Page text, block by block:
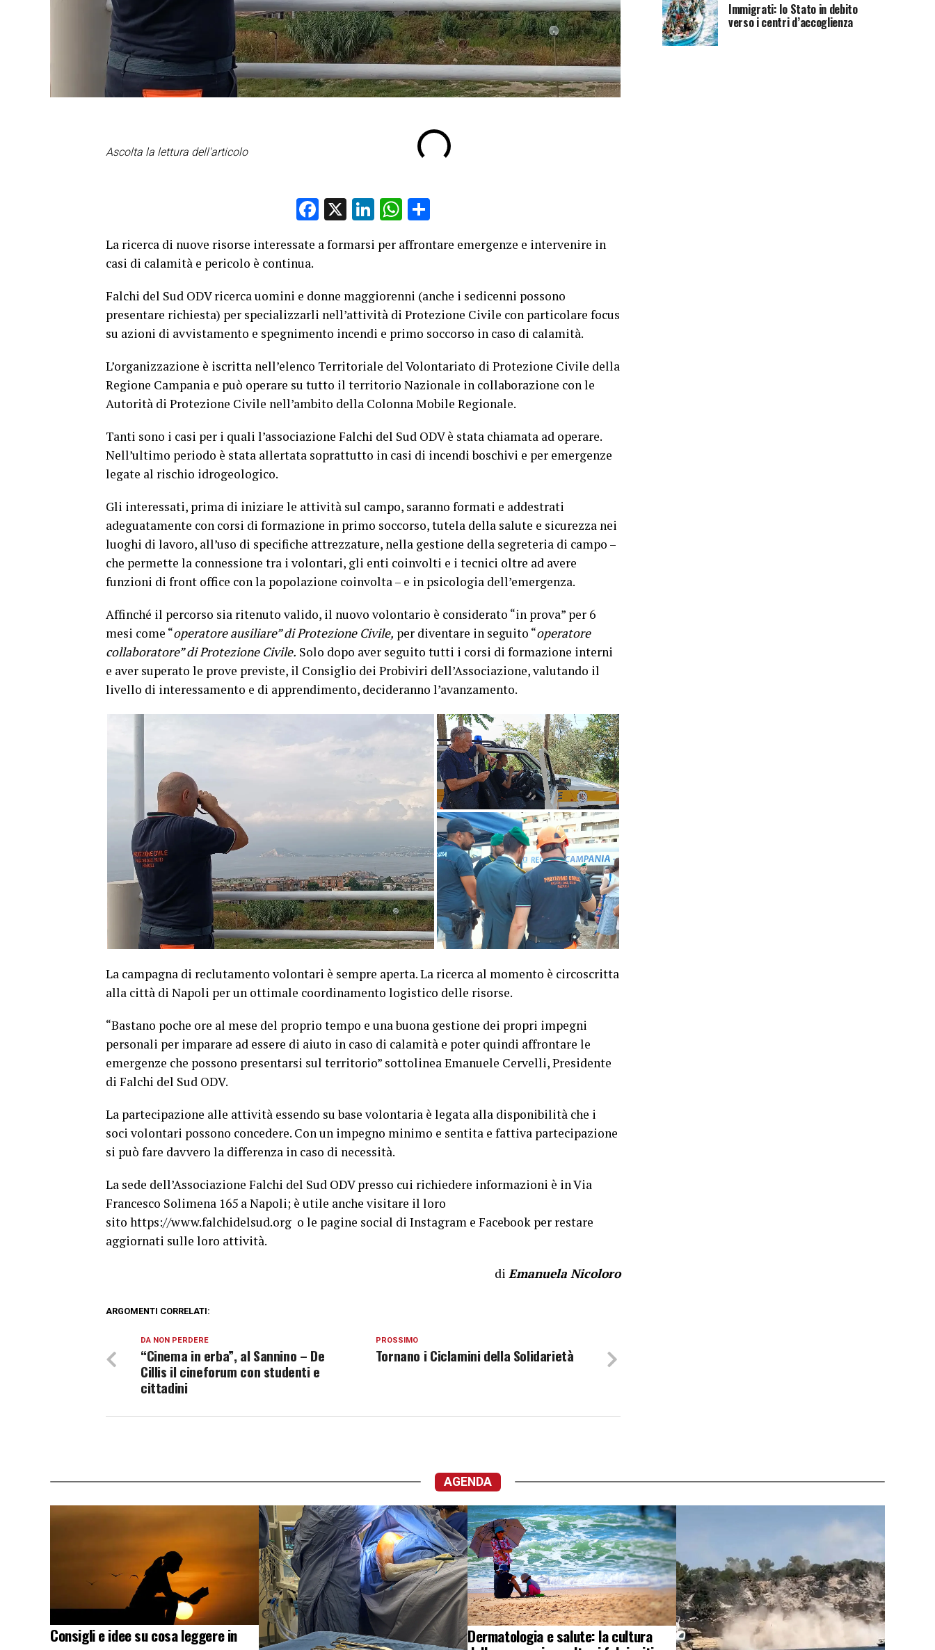
Ascolta la lettura dell'articolo
Facebook
X LinkedIn
WhatsApp
La ricerca di nuove risorse interessate a formarsi per affrontare emergenze e intervenire in
casi di calamità e pericolo è continua.
Falchi del Sud ODV ricerca uomini e donne maggiorenni (anche i sedicenni possono
presentare richiesta) per specializzarli nell’attività di Protezione Civile con particolare focus
su azioni di avvistamento e spegnimento incendi e primo soccorso in caso di calamità.
L’organizzazione è iscritta nell’elenco Territoriale del Volontariato di Protezione Civile della
Regione Campania e può operare su tutto il territorio Nazionale in collaborazione con le
Autorità di Protezione Civile nell’ambito della Colonna Mobile Regionale.
Tanti sono i casi per i quali l’associazione Falchi del Sud ODV è stata chiamata ad operare.
Nell’ultimo periodo è stata allertata soprattutto in casi di incendi boschivi e per emergenze
legate al rischio idrogeologico.
Gli interessati, prima di iniziare le attività sul campo, saranno formati e addestrati
adeguatamente con corsi di formazione in primo soccorso, tutela della salute e sicurezza nei
luoghi di lavoro, all’uso di specifiche attrezzature, nella gestione della segreteria di campo –
che permette la connessione tra i volontari, gli enti coinvolti e i tecnici oltre ad avere
funzioni di front office con la popolazione coinvolta – e in psicologia dell’emergenza.
Affinché il percorso sia ritenuto valido, il nuovo volontario è considerato “in prova” per 6
mesi come “operatore ausiliare” di Protezione Civile, per diventare in seguito “operatore
collaboratore” di Protezione Civile. Solo dopo aver seguito tutti i corsi di formazione interni
e aver superato le prove previste, il Consiglio dei Probiviri dell’Associazione, valutando il
livello di interessamento e di apprendimento, decideranno l’avanzamento.
La campagna di reclutamento volontari è sempre aperta. La ricerca al momento è circoscritta
alla città di Napoli per un ottimale coordinamento logistico delle risorse.
“Bastano poche ore al mese del proprio tempo e una buona gestione dei propri impegni
personali per imparare ad essere di aiuto in caso di calamità e poter quindi affrontare le
emergenze che possono presentarsi sul territorio” sottolinea Emanuele Cervelli, Presidente
di Falchi del Sud ODV.
La partecipazione alle attività essendo su base volontaria è legata alla disponibilità che i
soci volontari possono concedere. Con un impegno minimo e sentita e fattiva partecipazione
si può fare davvero la differenza in caso di necessità.
La sede dell’Associazione Falchi del Sud ODV presso cui richiedere informazioni è in Via
Francesco Solimena 165 a Napoli; è utile anche visitare il loro
sito https://www.falchidelsud.org o le pagine social di Instagram e Facebook per restare
aggiornati sulle loro attività.
di Emanuela Nicoloro
ARGOMENTI CORRELATI:
PROSSIMO
Tornano i Ciclamini della Solidarietà
DA NON PERDERE
“Cinema in erba”, al Sannino – De
Cillis il cineforum con studenti e
cittadini
Immigrati: lo Stato in debito
verso i centri d’accoglienza
AGENDA
Consigli e idee su cosa leggere in Dermatologia e salute: la cultura